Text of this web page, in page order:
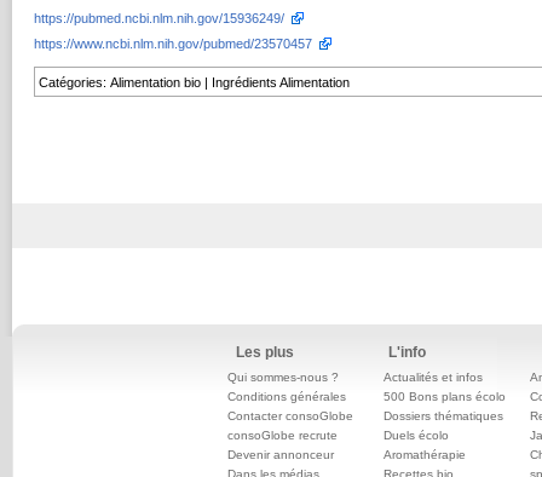
https://pubmed.ncbi.nlm.nih.gov/15936249/
https://www.ncbi.nlm.nih.gov/pubmed/23570457
Catégories:Alimentation bio | Ingrédients Alimentation
Les plus
Qui sommes-nous ?
Conditions générales
Contacter consoGlobe
consoGlobe recrute
Devenir annonceur
Dans les médias
L'info
Actualités et infos
500 Bons plans écolo
Dossiers thématiques
Duels écolo
Aromathérapie
Recettes bio